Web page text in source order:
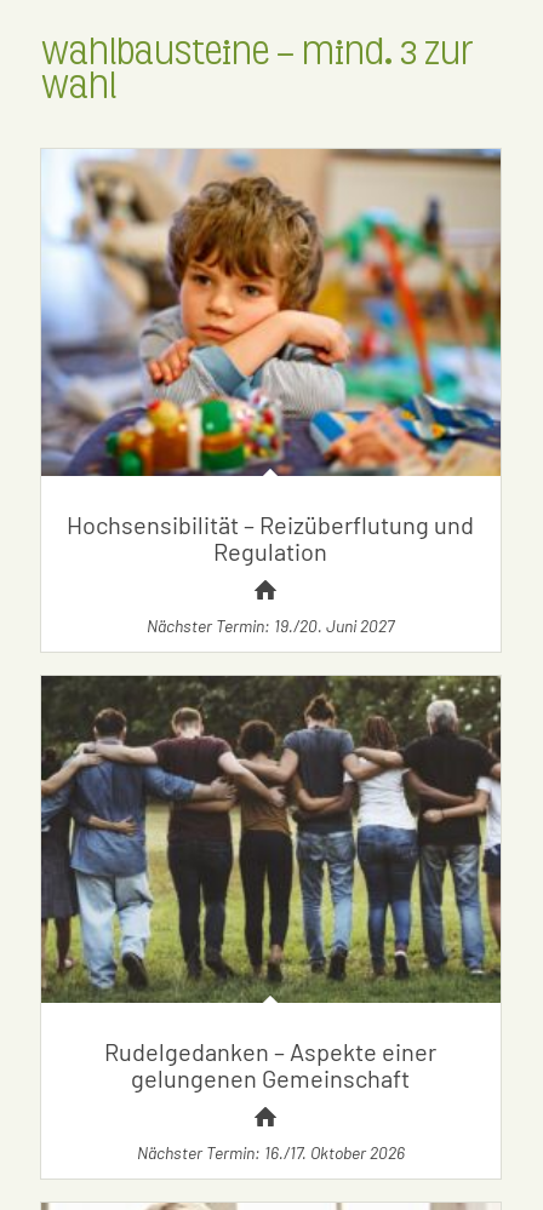
Wahlbausteine – mind. 3 zur
Wahl
Hochsensibilität – Reizüberflutung und
Regulation
Nächster Termin: 19./20. Juni 2027
Rudelgedanken – Aspekte einer
gelungenen Gemeinschaft
Nächster Termin: 16./17. Oktober 2026